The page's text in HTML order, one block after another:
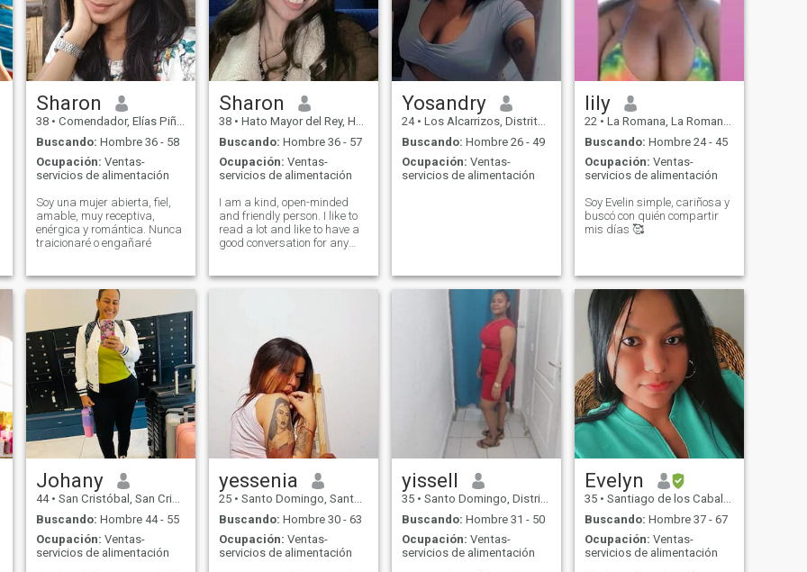
posea en tu corazón.. Así me
identifico yo, gracias a Dios,
me siento bien como buena
madre, mujer de valor y
persona independiente que
ha luchado por buen
camino..
Sharon
38 • Comendador, Elías Piña, Rep. Dominicana
Buscando: Hombre 36 - 58
Ocupación: Ventas-
servicios de alimentación
Soy una mujer abierta, fiel,
amable, muy receptiva,
enérgica y romántica. Nunca
traicionaré o engañaré
Sharon
38 • Hato Mayor del Rey, Hato Mayor, Rep. Dominicana
Buscando: Hombre 36 - 57
Ocupación: Ventas-
servicios de alimentación
I am a kind, open-minded
and friendly person. I like to
read a lot and like to have a
good conversation for any
positive side of the coin, and I
Yosandry
24 • Los Alcarrizos, Distrito Nacional, Rep. Dominicana
Buscando: Hombre 26 - 49
Ocupación: Ventas-
servicios de alimentación
lily
22 • La Romana, La Romana, Rep. Dominicana
Buscando: Hombre 24 - 45
Ocupación: Ventas-
servicios de alimentación
Soy Evelin simple, cariñosa y
buscó con quién compartir
mis días 🥰
Johany
44 • San Cristóbal, San Cristóbal, Rep. Dominicana
Buscando: Hombre 44 - 55
Ocupación: Ventas-
servicios de alimentación
yessenia
25 • Santo Domingo, Santo Domingo, Rep. Dominicana
Buscando: Hombre 30 - 63
Ocupación: Ventas-
servicios de alimentación
yissell
35 • Santo Domingo, Distrito Nacional, Rep. Dominicana
Buscando: Hombre 31 - 50
Ocupación: Ventas-
servicios de alimentación
Evelyn
35 • Santiago de los Caballeros, Santiago, Rep. Dominicana
Buscando: Hombre 37 - 67
Ocupación: Ventas-
servicios de alimentación